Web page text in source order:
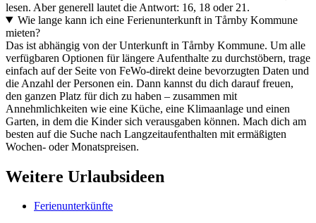
lesen. Aber generell lautet die Antwort: 16, 18 oder 21.
Wie lange kann ich eine Ferienunterkunft in Tårnby Kommune
mieten?
Das ist abhängig von der Unterkunft in Tårnby Kommune. Um alle
verfügbaren Optionen für längere Aufenthalte zu durchstöbern, trage
einfach auf der Seite von FeWo-direkt deine bevorzugten Daten und
die Anzahl der Personen ein. Dann kannst du dich darauf freuen,
den ganzen Platz für dich zu haben – zusammen mit
Annehmlichkeiten wie eine Küche, eine Klimaanlage und einen
Garten, in dem die Kinder sich verausgaben können. Mach dich am
besten auf die Suche nach Langzeitaufenthalten mit ermäßigten
Wochen- oder Monatspreisen.
Weitere Urlaubsideen
Ferienunterkünfte